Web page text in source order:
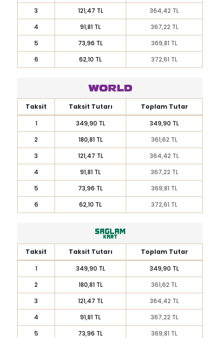
3
121,47 TL
364,42 TL
4
91,81 TL
367,22 TL
5
73,96 TL
369,81 TL
6
62,10 TL 372,61 TL
Taksit Taksit Tutarı
Toplam Tutar
1
349,90 TL
349,90 TL
2
180,81 TL
361,62 TL
3
121,47 TL
364,42 TL
4
91,81 TL
367,22 TL
5
73,96 TL
369,81 TL
6
62,10 TL 372,61 TL
Taksit Taksit Tutarı
Toplam Tutar
1
349,90 TL
349,90 TL
2
180,81 TL
361,62 TL
3
121,47 TL
364,42 TL
4
91,81 TL
367,22 TL
5
73,96 TL
369,81 TL